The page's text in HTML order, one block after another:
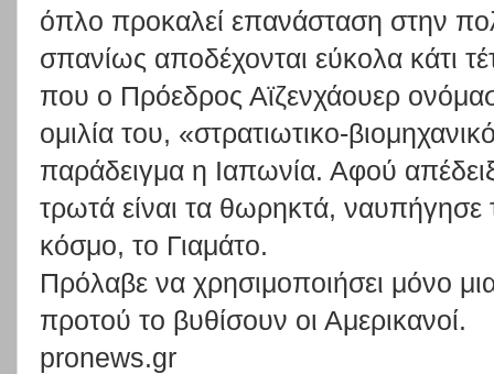
όπλο προκαλεί επανάσταση στην
σπανίως αποδέχονται εύκολα κάτι
που ο Πρόεδρος Αϊζενχάουερ
ομιλία του, «στρατιωτικο-
παράδειγμα η Ιαπωνία. Αφού
τρωτά είναι τα θωρηκτά,
κόσμο, το Γιαμάτο.
Πρόλαβε να χρησιμοποιήσει μόνο
προτού το βυθίσουν οι Αμερικανοί.
pronews.gr